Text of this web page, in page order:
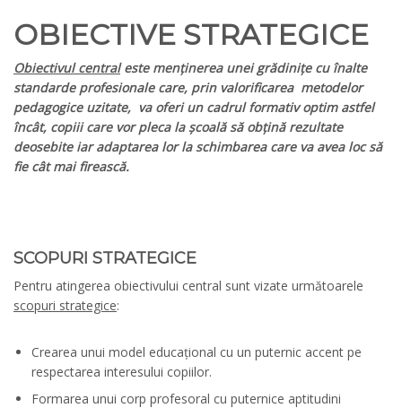
OBIECTIVE STRATEGICE
Obiectivul centraleste menținerea unei grădinițe cu înalte
standarde profesionale care, prin valorificarea metodelor
pedagogice uzitate, va oferi un cadrul formativ optim astfel
încât, copiii care vor pleca la școală să obțină rezultate
deosebite iar adaptarea lor la schimbarea care va avea loc să
fie cât mai firească.
SCOPURI STRATEGICE
Pentru atingerea obiectivului central sunt vizate următoarele
scopuri strategice:
Crearea unui model educaţional cu un puternic accent pe
respectarea interesului copiilor.
Formarea unui corp profesoral cu puternice aptitudini